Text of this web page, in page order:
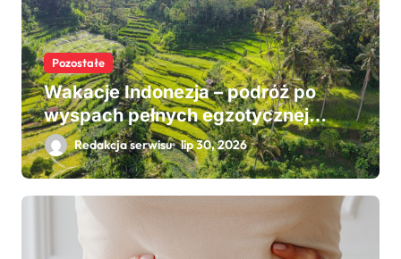
Pozostałe
Wakacje Indonezja – podróż po
wyspach pełnych egzotycznej
przyrody i niezwykłej kultury
Redakcja serwisu lip 30, 2026